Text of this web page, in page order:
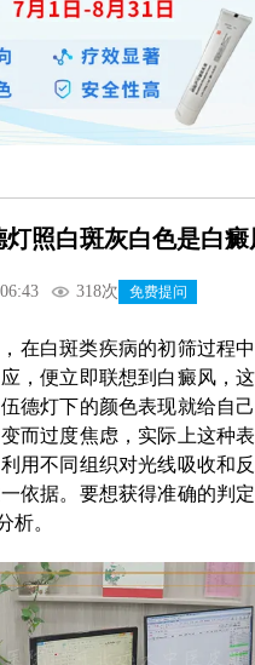
灯照白斑灰白色是白癜
318次 免费提问
在白斑类疾病的初筛过程
，便立即联想到白癜风，
德灯下的颜色表现就给自
而过度焦虑，实际上这种
用不同组织对光线吸收和
依据。要想获得准确的判
析。